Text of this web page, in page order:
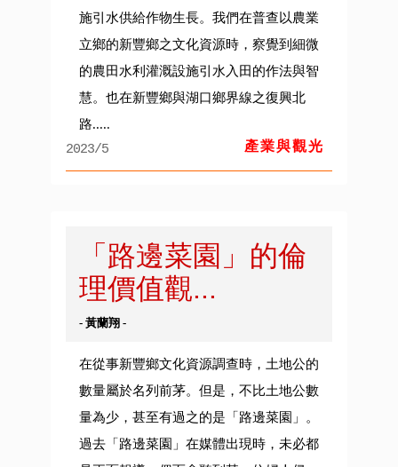
施引水供給作物生長。我們在普查以農業
立鄉的新豐鄉之文化資源時，察覺到細微
的農田水利灌溉設施引水入田的作法與智
慧。也在新豐鄉與湖口鄉界線之復興北
路.....
2023/5
產業與觀光
「路邊菜園」的倫
理價值觀...
- 黃蘭翔 -
在從事新豐鄉文化資源調查時，土地公的
數量屬於名列前茅。但是，不比土地公數
量為少，甚至有過之的是「路邊菜園」。
過去「路邊菜園」在媒體出現時，未必都